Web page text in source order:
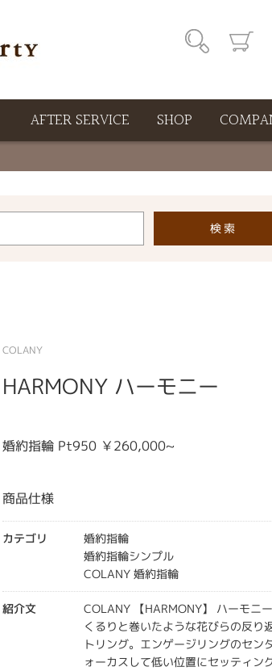
AFTER SERVICE SHOP
COLANY
HARMONY ハーモニー
婚約指輪 Pt950 ￥260,000~
商品仕様
カテゴリ
婚約指輪
婚約指輪シンプル
COLANY 婚約指輪
紹介文
COLANY 【HARMONY】 ハーモニー
くるりと巻いたような花びらの反り
トリング。エンゲージリングのセン
ォーカスして低い位置にセッティン